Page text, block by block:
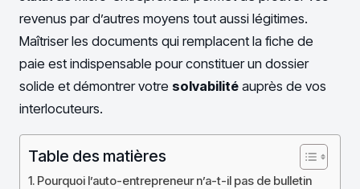
revenus par d’autres moyens tout aussi légitimes.
Maîtriser les documents qui remplacent la fiche de
paie est indispensable pour constituer un dossier
solide et démontrer votre solvabilité auprès de vos
interlocuteurs.
Table des matières
Pourquoi l’auto-entrepreneur n’a-t-il pas de bulletin